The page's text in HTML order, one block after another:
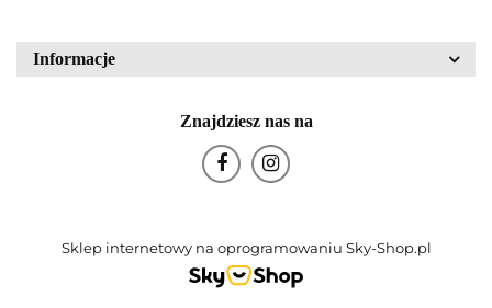
Bohemia Glas
Informacje
Znajdziesz nas na
Sklep internetowy na oprogramowaniu Sky-Shop.pl